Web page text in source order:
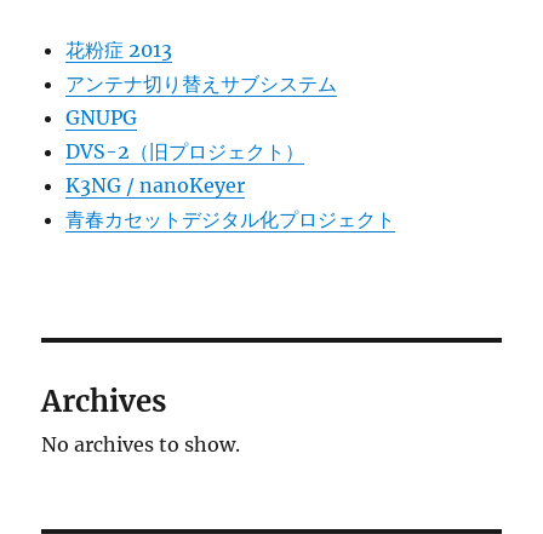
花粉症 2013
アンテナ切り替えサブシステム
GNUPG
DVS-2（旧プロジェクト）
K3NG / nanoKeyer
青春カセットデジタル化プロジェクト
Archives
No archives to show.